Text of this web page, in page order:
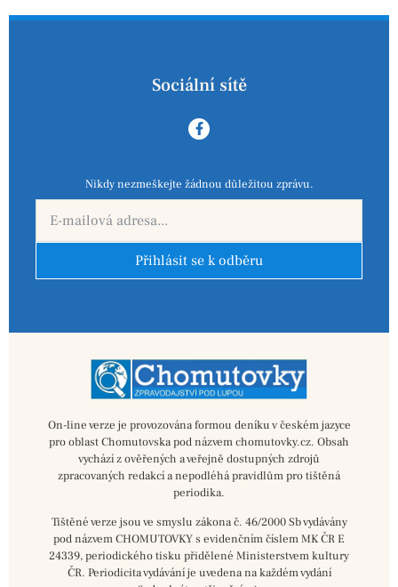
Sociální sítě
Nikdy nezmeškejte žádnou důležitou zprávu.
Přihlásit se k odběru
On-line verze je provozována formou deníku v českém jazyce
pro oblast Chomutovska pod názvem chomutovky.cz. Obsah
vychází z ověřených a veřejně dostupných zdrojů
zpracovaných redakcí a nepodléhá pravidlům pro tištěná
periodika.
Tištěné verze jsou ve smyslu zákona č. 46/2000 Sb vydávány
pod názvem CHOMUTOVKY s evidenčním číslem MK ČR E
24339, periodického tisku přidělené Ministerstvem kultury
ČR. Periodicita vydávání je uvedena na každém vydání